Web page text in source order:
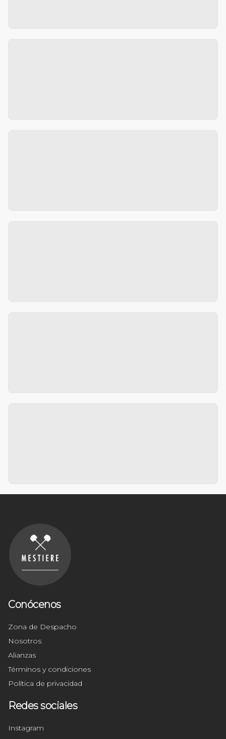
Conócenos
Zona de Despacho
Nosotros
Alianzas
Términos y condiciones
Política de privacidad
Redes sociales
Instagram